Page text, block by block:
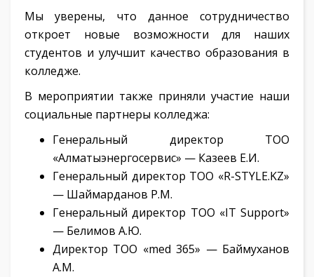
Мы уверены, что данное сотрудничество
откроет новые возможности для наших
студентов и улучшит качество образования в
колледже.
В мероприятии также приняли участие наши
социальные партнеры колледжа:
Генеральный директор ТОО
«Алматыэнергосервис» — Казеев Е.И.
Генеральный директор ТОО «R-STYLE.KZ»
— Шаймарданов Р.М.
Генеральный директор ТОО «IT Support»
— Белимов А.Ю.
Директор ТОО «med 365» — Баймуханов
А.М.